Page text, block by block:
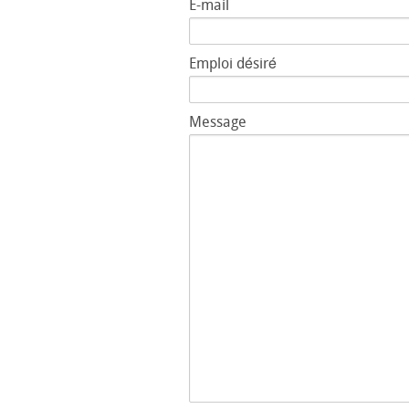
E-mail
Emploi désiré
Message